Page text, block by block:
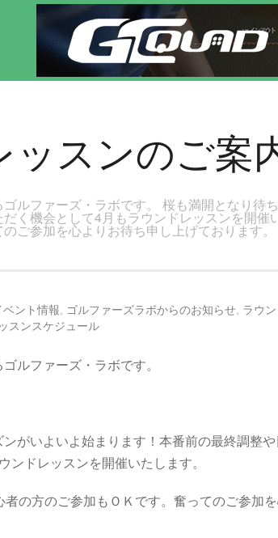
にゴルフレッスン！
スンのご案
ルファーズ・ラボです。 桜も満開となり待
く機会として4月もラウンドレッスンを開
ご参加を心よりお待ち申し上げております
ベント情報, ゴルファーズラボからのお知らせ, ラウ
スンスケジュール
ルファーズ・ラボです。
がいよいよ始まります！本番前の最終調整
ドレッスンを開催いたします。
の方のご参加もＯＫです。奮ってのご参加